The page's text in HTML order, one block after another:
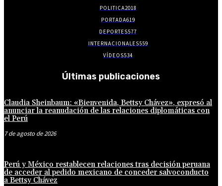
POLITICA2018
PORTADA619
DEPORTES577
INTERNACIONALES559
VÍDEOS534
Últimas publicaciones
Claudia Sheinbaum: «Bienvenida, Bettsy Chávez», expresó al
anunciar la reanudación de las relaciones diplomáticas con
el Perú
7 de agosto de 2026
Perú y México restablecen relaciones tras decisión peruana
de acceder al pedido mexicano de conceder salvoconducto
a Bettsy Chávez